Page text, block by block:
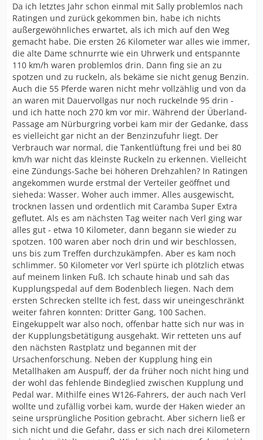
Da ich letztes Jahr schon einmal mit Sally problemlos nach
Ratingen und zurück gekommen bin, habe ich nichts
außergewöhnliches erwartet, als ich mich auf den Weg
gemacht habe. Die ersten 26 Kilometer war alles wie immer,
die alte Dame schnurrte wie ein Uhrwerk und entspannte
110 km/h waren problemlos drin. Dann fing sie an zu
spotzen und zu ruckeln, als bekäme sie nicht genug Benzin.
Auch die 55 Pferde waren nicht mehr vollzählig und von da
an waren mit Dauervollgas nur noch ruckelnde 95 drin -
und ich hatte noch 270 km vor mir. Während der Überland-
Passage am Nürburgring vorbei kam mir der Gedanke, dass
es vielleicht gar nicht an der Benzinzufuhr liegt. Der
Verbrauch war normal, die Tankentlüftung frei und bei 80
km/h war nicht das kleinste Ruckeln zu erkennen. Vielleicht
eine Zündungs-Sache bei höheren Drehzahlen? In Ratingen
angekommen wurde erstmal der Verteiler geöffnet und
sieheda: Wasser. Woher auch immer. Alles ausgewischt,
trocknen lassen und ordentlich mit Caramba Super Extra
geflutet. Als es am nächsten Tag weiter nach Verl ging war
alles gut - etwa 10 Kilometer, dann begann sie wieder zu
spotzen. 100 waren aber noch drin und wir beschlossen,
uns bis zum Treffen durchzukämpfen. Aber es kam noch
schlimmer. 50 Kilometer vor Verl spürte ich plötzlich etwas
auf meinem linken Fuß. Ich schaute hinab und sah das
Kupplungspedal auf dem Bodenblech liegen. Nach dem
ersten Schrecken stellte ich fest, dass wir uneingeschränkt
weiter fahren konnten: Dritter Gang, 100 Sachen.
Eingekuppelt war also noch, offenbar hatte sich nur was in
der Kupplungsbetätigung ausgehakt. Wir retteten uns auf
den nächsten Rastplatz und begannen mit der
Ursachenforschung. Neben der Kupplung hing ein
Metallhaken am Auspuff, der da früher noch nicht hing und
der wohl das fehlende Bindeglied zwischen Kupplung und
Pedal war. Mithilfe eines W126-Fahrers, der auch nach Verl
wollte und zufällig vorbei kam, wurde der Haken wieder an
seine ursprüngliche Position gebracht. Aber sichern ließ er
sich nicht und die Gefahr, dass er sich nach drei Kilometern